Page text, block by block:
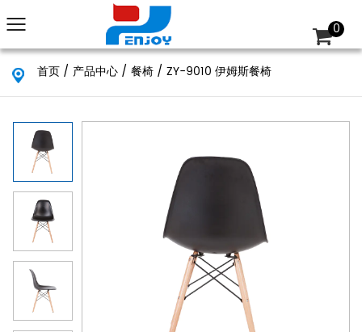
0
首页 / 产品中心 / 餐椅 / ZY-9010 伊姆斯餐椅